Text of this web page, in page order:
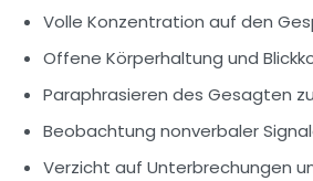
Volle Konzentration auf den
Offene Körperhaltung und
Paraphrasieren des Gesagten
Beobachtung nonverbaler
Verzicht auf Unterbrechungen